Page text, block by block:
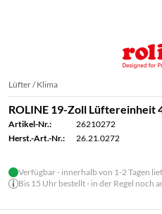
Lüfter / Klima
ROLINE 19-Zoll Lüftereinheit
Artikel-Nr.:
26210272
Herst.-Art.-Nr.:
26.21.0272
Verfügbar - innerhalb von 1-2 Tagen
Bis 15 Uhr bestellt - in der Regel noch